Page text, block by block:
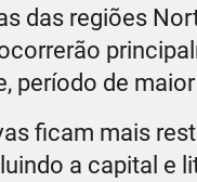
das regiões
período de
ficam mais
a capital e